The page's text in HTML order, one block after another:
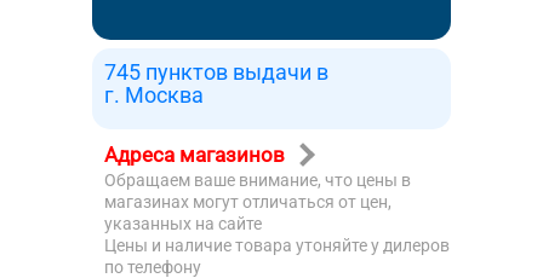
745 пунктов выдачи в
г. Москва
Адреса магазинов
Обращаем ваше внимание, что цены в
магазинах могут отличаться от цен,
указанных на сайте
Цены и наличие товара утоняйте у дилеров
по телефону